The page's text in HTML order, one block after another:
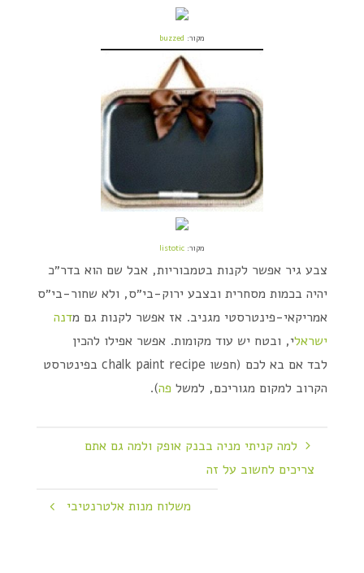
מקור: buzzed
מקור: listotic
צבע גיר אפשר לקנות בטמבוריות, אבל שם הוא בדר״כ
יהיה בכמות מסחרית ובצבע ירוק-בי״ס, ולא שחור-בי״ס
אמריקאי-פינטרסטי מגניב. אז אפשר לקנות גם מדנה
ישראלי, ובטח יש עוד מקומות. אפשר אפילו להכין
לבד אם בא לכם (חפשו chalk paint recipe בפינטרסט
הקרוב למקום מגוריכם, למשל פה).
למה קניתי מניה בבנק אופק ולמה גם אתם
צריכים לחשוב על זה
משלוח מנות אלטרנטיבי